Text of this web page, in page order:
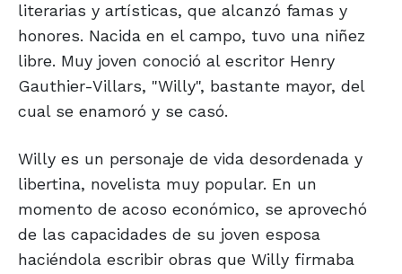
literarias y artísticas, que alcanzó famas y
honores. Nacida en el campo, tuvo una niñez
libre. Muy joven conoció al escritor Henry
Gauthier-Villars, "Willy", bastante mayor, del
cual se enamoró y se casó.
Willy es un personaje de vida desordenada y
libertina, novelista muy popular. En un
momento de acoso económico, se aprovechó
de las capacidades de su joven esposa
haciéndola escribir obras que Willy firmaba